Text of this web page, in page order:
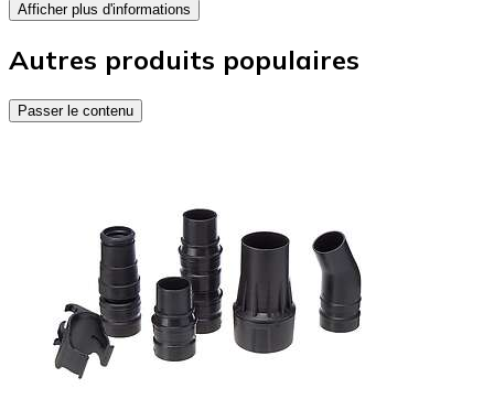
Afficher plus d'informations
Autres produits populaires
Passer le contenu